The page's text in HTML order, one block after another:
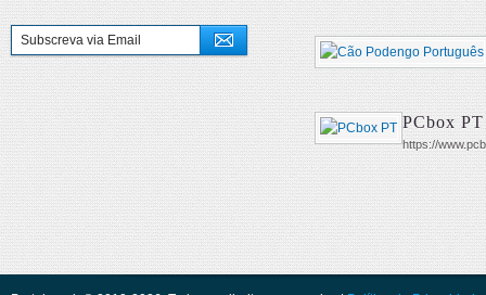
PCbox PT
https://